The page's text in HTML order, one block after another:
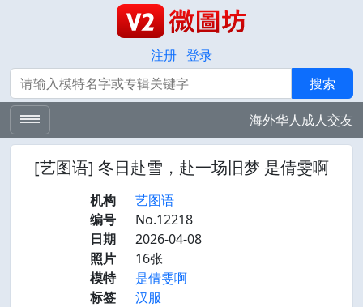
注册 登录
搜索
搜索
海外华人成人交友
[艺图语] 冬日赴雪，赴一场旧梦 是倩雯啊
机构
艺图语
编号
No.12218
日期
2026-04-08
照片
16张
模特
是倩雯啊
标签
汉服